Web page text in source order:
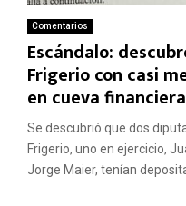
Comentarios
Escándalo:
Frigerio con casi
en cueva financiera
Se descubrió que dos
Frigerio, uno en ejercicio,
Jorge Maier, tenían